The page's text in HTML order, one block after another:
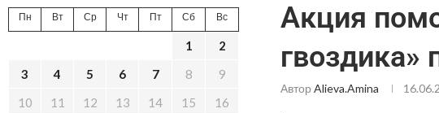
Акция
гвоздика»
Автор Alieva.amina
Пн Вт Ср Чт Пт Сб Вс
1
2
3
4 5 6 7 8
9
10
11 12 13 14 15
16